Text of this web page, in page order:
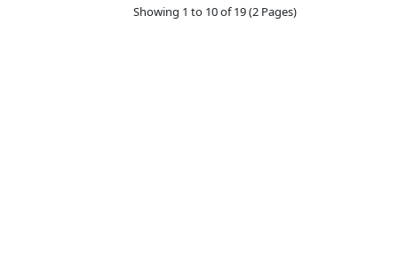
Showing 1 to 10 of 19 (2 Pages)